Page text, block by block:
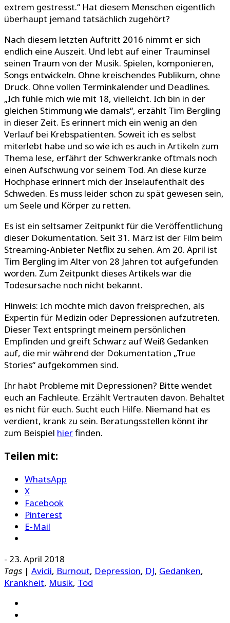
extrem gestresst.“ Hat diesem Menschen eigentlich
überhaupt jemand tatsächlich zugehört?
Nach diesem letzten Auftritt 2016 nimmt er sich
endlich eine Auszeit. Und lebt auf einer Trauminsel
seinen Traum von der Musik. Spielen, komponieren,
Songs entwickeln. Ohne kreischendes Publikum, ohne
Druck. Ohne vollen Terminkalender und Deadlines.
„Ich fühle mich wie mit 18, vielleicht. Ich bin in der
gleichen Stimmung wie damals“, erzählt Tim Bergling
in dieser Zeit. Es erinnert mich ein wenig an den
Verlauf bei Krebspatienten. Soweit ich es selbst
miterlebt habe und so wie ich es auch in Artikeln zum
Thema lese, erfährt der Schwerkranke oftmals noch
einen Aufschwung vor seinem Tod. An diese kurze
Hochphase erinnert mich der Inselaufenthalt des
Schweden. Es muss leider schon zu spät gewesen sein,
um Seele und Körper zu retten.
Es ist ein seltsamer Zeitpunkt für die Veröffentlichung
dieser Dokumentation. Seit 31. März ist der Film beim
Streaming-Anbieter Netflix zu sehen. Am 20. April ist
Tim Bergling im Alter von 28 Jahren tot aufgefunden
worden. Zum Zeitpunkt dieses Artikels war die
Todesursache noch nicht bekannt.
Hinweis: Ich möchte mich davon freisprechen, als
Expertin für Medizin oder Depressionen aufzutreten.
Dieser Text entspringt meinem persönlichen
Empfinden und greift Schwarz auf Weiß Gedanken
auf, die mir während der Dokumentation „True
Stories“ aufgekommen sind.
Ihr habt Probleme mit Depressionen? Bitte wendet
euch an Fachleute. Erzählt Vertrauten davon. Behaltet
es nicht für euch. Sucht euch Hilfe. Niemand hat es
verdient, krank zu sein. Beratungsstellen könnt ihr
zum Beispiel hierfinden.
Teilen mit:
WhatsApp
X
Facebook
Pinterest
E-Mail
- 23. April 2018
Tags | Avicii, Burnout, Depression, DJ, Gedanken,
Krankheit, Musik, Tod